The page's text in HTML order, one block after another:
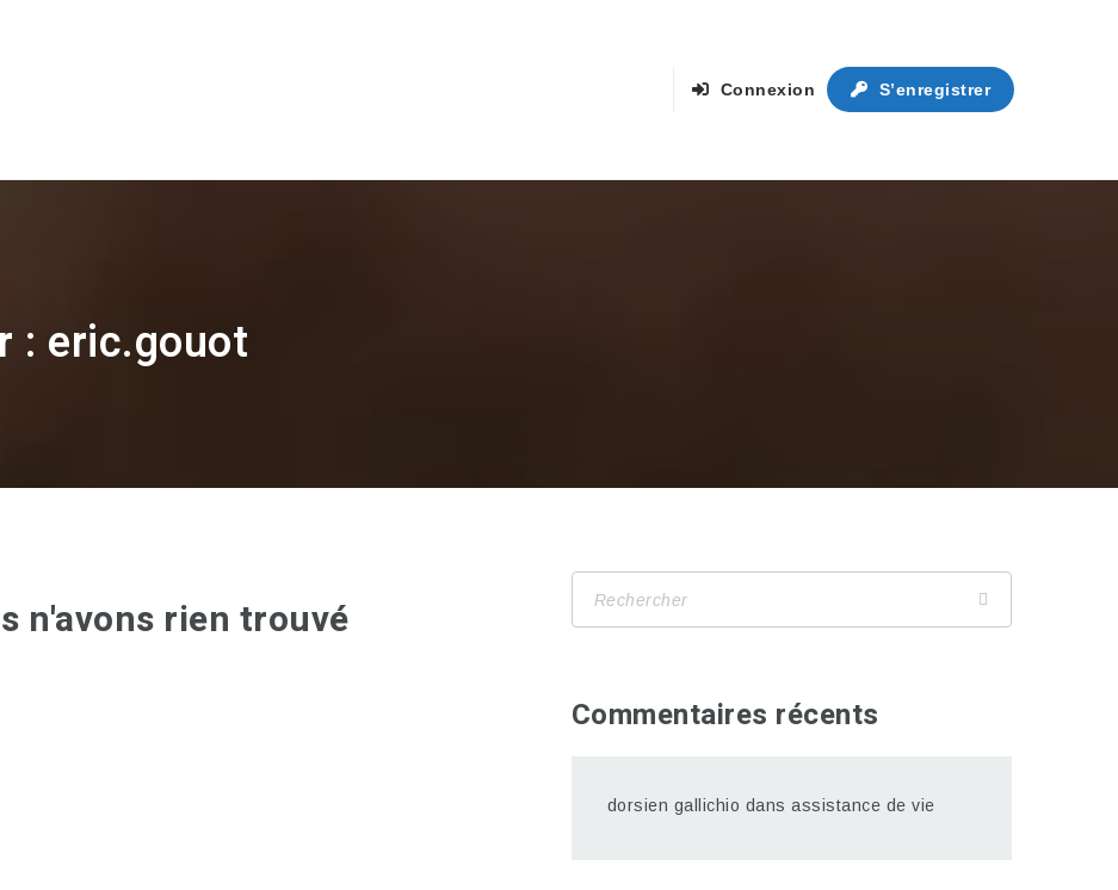
Connexion S’enregistrer
: eric.gouot
n'avons rien trouvé
Commentaires récents
dorsien gallichio dansassistance de vie